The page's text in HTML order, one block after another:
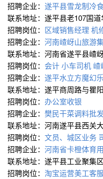
招聘企业： 遂平县雪龙制冷
联系地址：遂平县老107国
招聘岗位： 区域销售经理 机
招聘企业： 河南嵖岈山旅游
联系地址：河南省遂平县嵖
招聘岗位： 会计小车司机 嵖
招聘企业： 遂平水立方魔幻
联系地址：遂平商周路与瞿
招聘岗位： 办公室收银
招聘企业： 樊民干菜调料批
联系地址：河南遂平县西关
招聘岗位： 文员、城区业务
招聘企业： 河南省卡橙体育
联系地址：遂平县工业聚集
招聘岗位： 淘宝运营美工客服